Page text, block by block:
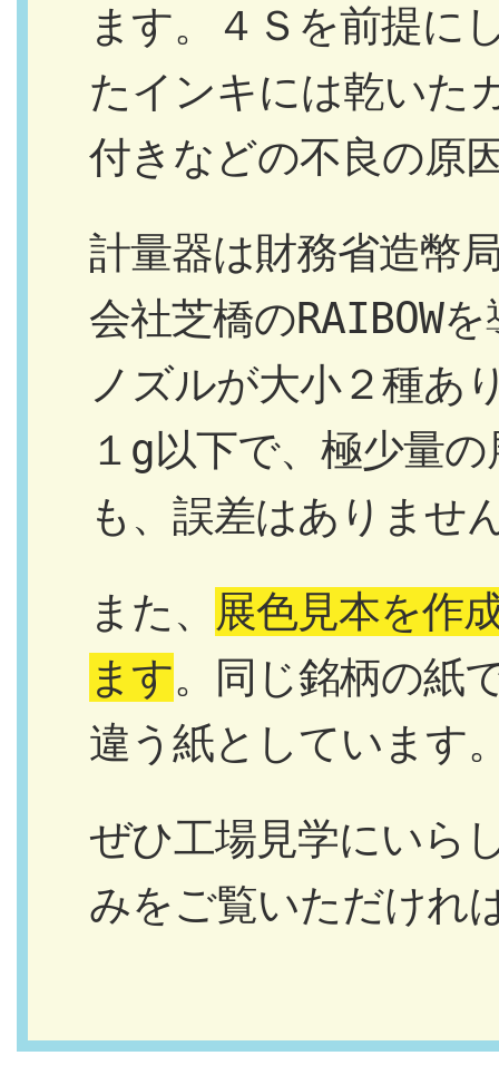
ます。４Ｓを前提に
たインキには乾いた
付きなどの不良の原
計量器は財務省造幣
会社芝橋のRAIBOW
ノズルが大小２種あ
１g以下で、極少量
も、誤差はありませ
また、 展色見本を作
ます。同じ銘柄の紙
違う紙としています
ぜひ工場見学にいら
みをご覧いただけれ